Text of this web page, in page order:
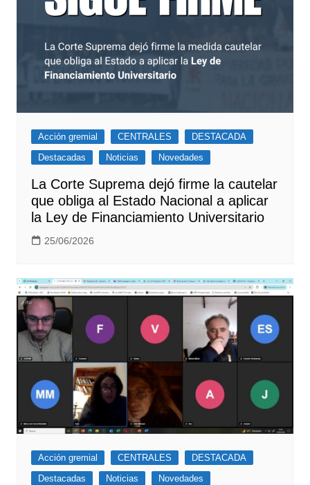
Acción gremial CENTRALES
DESTACADA
Destacadas
Noticias Novedades
La Corte Suprema dejó firme la cautelar
que obliga al Estado Nacional a aplicar
la Ley de Financiamiento Universitario
25/06/2026
Acción gremial CENTRALES
DESTACADA
Destacadas
Noticias Novedades